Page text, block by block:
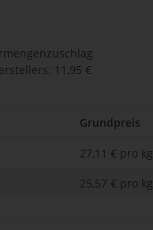
: 11,95 €
Grundpreis
27,11 € pro kg
25,57 € pro kg